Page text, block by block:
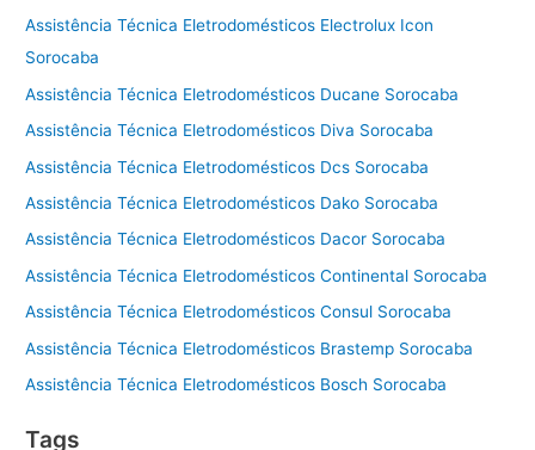
Assistência Técnica Eletrodomésticos Electrolux Icon
Sorocaba
Assistência Técnica Eletrodomésticos Ducane Sorocaba
Assistência Técnica Eletrodomésticos Diva Sorocaba
Assistência Técnica Eletrodomésticos Dcs Sorocaba
Assistência Técnica Eletrodomésticos Dako Sorocaba
Assistência Técnica Eletrodomésticos Dacor Sorocaba
Assistência Técnica Eletrodomésticos Continental Sorocaba
Assistência Técnica Eletrodomésticos Consul Sorocaba
Assistência Técnica Eletrodomésticos Brastemp Sorocaba
Assistência Técnica Eletrodomésticos Bosch Sorocaba
Tags